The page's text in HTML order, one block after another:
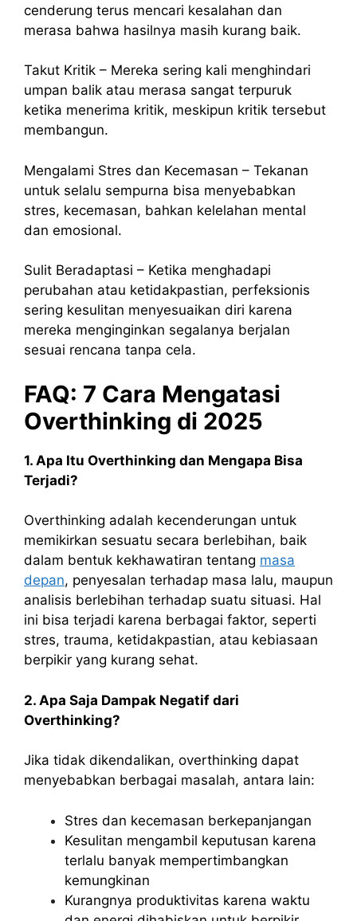
cenderung terus mencari kesalahan dan
merasa bahwa hasilnya masih kurang baik.
Takut Kritik – Mereka sering kali menghindari
umpan balik atau merasa sangat terpuruk
ketika menerima kritik, meskipun kritik tersebut
membangun.
Mengalami Stres dan Kecemasan – Tekanan
untuk selalu sempurna bisa menyebabkan
stres, kecemasan, bahkan kelelahan mental
dan emosional.
Sulit Beradaptasi – Ketika menghadapi
perubahan atau ketidakpastian, perfeksionis
sering kesulitan menyesuaikan diri karena
mereka menginginkan segalanya berjalan
sesuai rencana tanpa cela.
FAQ: 7 Cara Mengatasi
Overthinking di 2025
1. Apa Itu Overthinking dan Mengapa Bisa
Terjadi?
Overthinking adalah kecenderungan untuk
memikirkan sesuatu secara berlebihan, baik
dalam bentuk kekhawatiran tentang masa
depan, penyesalan terhadap masa lalu, maupun
analisis berlebihan terhadap suatu situasi. Hal
ini bisa terjadi karena berbagai faktor, seperti
stres, trauma, ketidakpastian, atau kebiasaan
berpikir yang kurang sehat.
2. Apa Saja Dampak Negatif dari
Overthinking?
Jika tidak dikendalikan, overthinking dapat
menyebabkan berbagai masalah, antara lain:
Stres dan kecemasan berkepanjangan
Kesulitan mengambil keputusan karena
terlalu banyak mempertimbangkan
kemungkinan
Kurangnya produktivitas karena waktu